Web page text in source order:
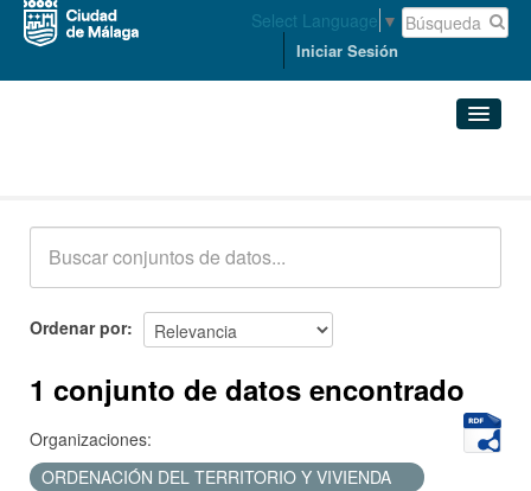
Select Language ▼
Iniciar Sesión
Acerca de
Ordenar por
1 conjunto de datos encontrado
Organizaciones:
ORDENACIÓN DEL TERRITORIO Y VIVIENDA